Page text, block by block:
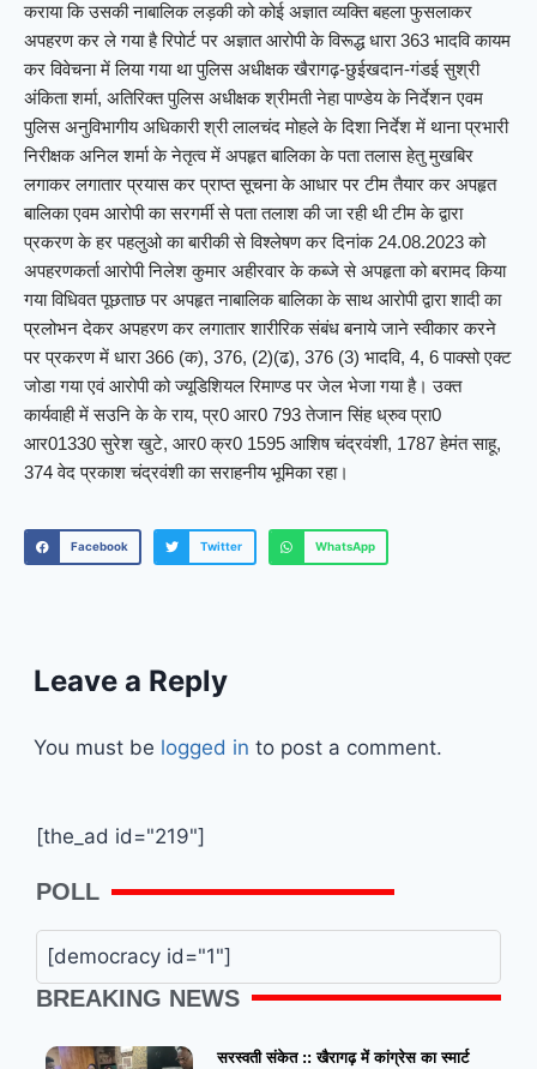
कराया कि उसकी नाबालिक लड़की को कोई अज्ञात व्यक्ति बहला फुसलाकर
अपहरण कर ले गया है रिपोर्ट पर अज्ञात आरोपी के विरूद्ध धारा 363 भादवि कायम
कर विवेचना में लिया गया था पुलिस अधीक्षक खैरागढ़-छुईखदान-गंडई सुश्री
अंकिता शर्मा, अतिरिक्त पुलिस अधीक्षक श्रीमती नेहा पाण्डेय के निर्देशन एवम
पुलिस अनुविभागीय अधिकारी श्री लालचंद मोहले के दिशा निर्देश में थाना प्रभारी
निरीक्षक अनिल शर्मा के नेतृत्व में अपहृत बालिका के पता तलास हेतु मुखबिर
लगाकर लगातार प्रयास कर प्राप्त सूचना के आधार पर टीम तैयार कर अपहृत
बालिका एवम आरोपी का सरगर्मी से पता तलाश की जा रही थी टीम के द्वारा
प्रकरण के हर पहलुओ का बारीकी से विश्लेषण कर दिनांक 24.08.2023 को
अपहरणकर्ता आरोपी निलेश कुमार अहीरवार के कब्जे से अपहृता को बरामद किया
गया विधिवत पूछताछ पर अपहृत नाबालिक बालिका के साथ आरोपी द्वारा शादी का
प्रलोभन देकर अपहरण कर लगातार शारीरिक संबंध बनाये जाने स्वीकार करने
पर प्रकरण में धारा 366 (क), 376, (2)(ढ), 376 (3) भादवि, 4, 6 पाक्सो एक्ट
जोडा गया एवं आरोपी को ज्यूडिशियल रिमाण्ड पर जेल भेजा गया है। उक्त
कार्यवाही में सउनि के के राय, प्र0 आर0 793 तेजान सिंह ध्रुव प्रा0
आर01330 सुरेश खुटे, आर0 क्र0 1595 आशिष चंद्रवंशी, 1787 हेमंत साहू,
374 वेद प्रकाश चंद्रवंशी का सराहनीय भूमिका रहा।
Facebook Twitter WhatsApp
Leave a Reply
You must be logged in to post a comment.
[the_ad id="219"]
POLL
[democracy id="1"]
BREAKING NEWS
सरस्वती संकेत :: खैरागढ़ में कांग्रेस का स्मार्ट